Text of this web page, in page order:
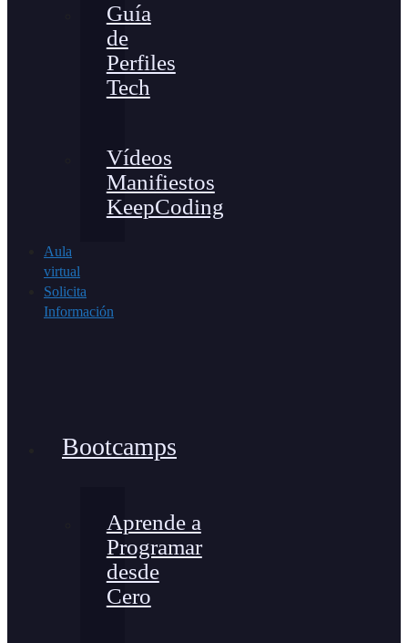
Guía
de
Perfiles
Tech
Vídeos
Manifiestos
KeepCoding
Aula
virtual
Solicita
Información
Bootcamps
Aprende a
Programar
desde
Cero